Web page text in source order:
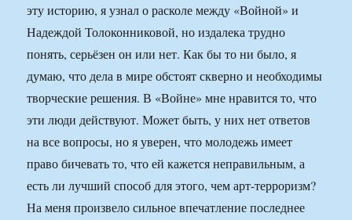
эту историю, я узнал о расколе между «Войной» и
Надеждой Толоконниковой, но издалека трудно
понять, серьёзен он или нет. Как бы то ни было, я
думаю, что дела в мире обстоят скверно и необходимы
творческие решения. В «Войне» мне нравится то, что
эти люди действуют. Может быть, у них нет ответов
на все вопросы, но я уверен, что молодежь имеет
право бичевать то, что ей кажется неправильным, а
есть ли лучший способ для этого, чем арт-терроризм?
На меня произвело сильное впечатление последнее